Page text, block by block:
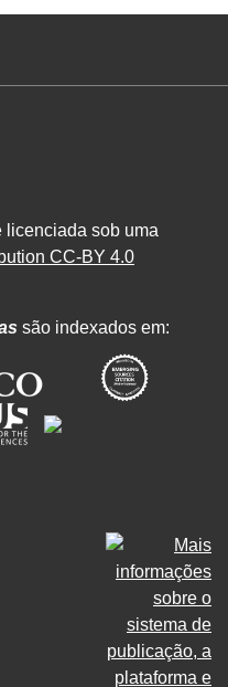
sob uma
CC-BY 4.0
são indexados em: